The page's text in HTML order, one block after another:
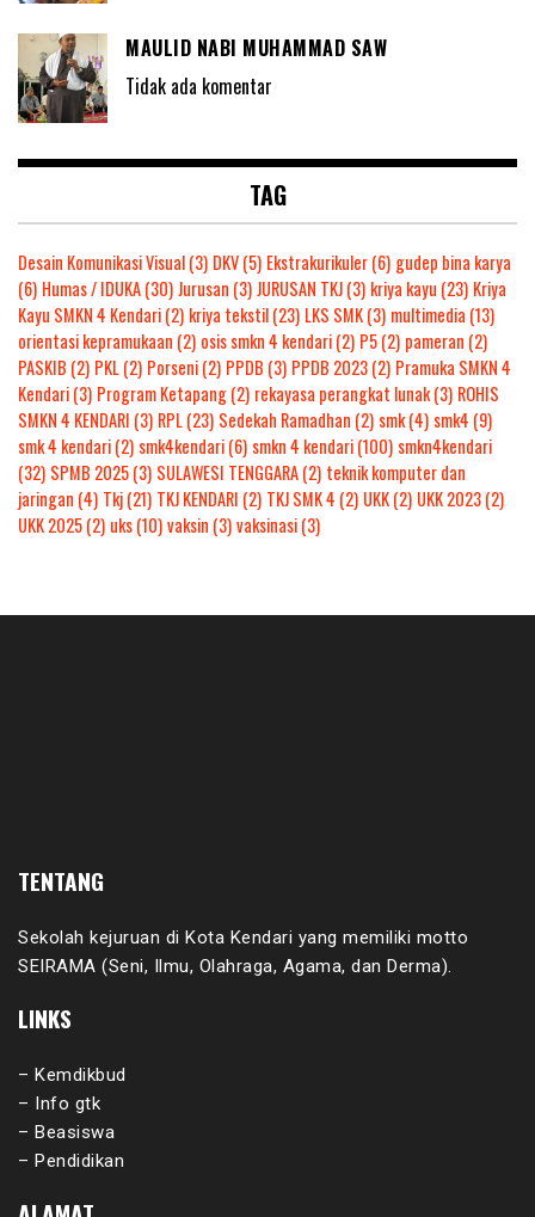
MAULID NABI MUHAMMAD SAW
Tidak ada komentar
TAG
Desain Komunikasi Visual(3) DKV(5) Ekstrakurikuler(6) gudep bina karya
(6) Humas / IDUKA(30)Jurusan (3)JURUSAN TKJ(3) kriya kayu (23) Kriya
Kayu SMKN 4 Kendari(2) kriya tekstil(23) LKS SMK(3) multimedia (13)
orientasi kepramukaan (2) osis smkn 4 kendari(2) P5(2) pameran (2)
PASKIB (2) PKL(2) Porseni(2) PPDB (3) PPDB 2023(2) Pramuka SMKN 4
Kendari(3) Program Ketapang(2) rekayasa perangkat lunak(3) ROHIS
SMKN 4 KENDARI (3) RPL(23) Sedekah Ramadhan (2) smk(4) smk4 (9)
smk 4 kendari(2) smk4kendari(6) smkn 4 kendari(100) smkn4kendari
(32) SPMB 2025(3) SULAWESI TENGGARA(2) teknik komputer dan
jaringan (4) Tkj(21) TKJ KENDARI (2) TKJ SMK 4 (2) UKK(2) UKK 2023(2)
UKK 2025(2) uks(10)vaksin (3)vaksinasi(3)
TENTANG
Sekolah kejuruan di Kota Kendari yang memiliki motto
SEIRAMA (Seni, Ilmu, Olahraga, Agama, dan Derma).
LINKS
– Kemdikbud
– Info gtk
– Beasiswa
– Pendidikan